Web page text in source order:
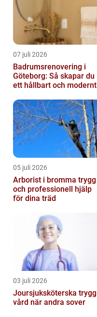
07 juli 2026
Badrumsrenovering i
Göteborg: Så skapar du
ett hållbart och modernt
05 juli 2026
Arborist i bromma trygg
och professionell hjälp
för dina träd
03 juli 2026
Joursjuksköterska trygg
vård när andra sover